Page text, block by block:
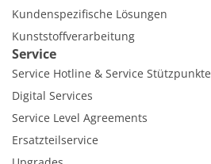
Kundenspezifische Lösungen
Kunststoffverarbeitung
Service
Service Hotline & Service Stützpunkte
Digital Services
Service Level Agreements
Ersatzteilservice